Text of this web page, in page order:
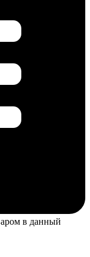
в данный